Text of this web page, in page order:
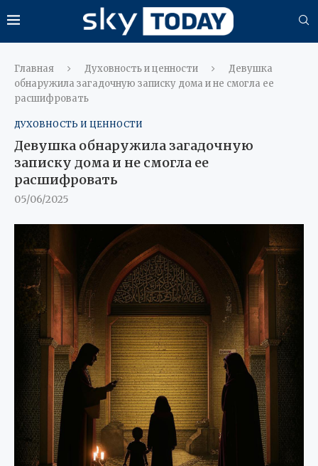
Главная Духовность и ценности
Девушка
обнаружила загадочную записку дома и не смогла ее
расшифровать
ДУХОВНОСТЬ И ЦЕННОСТИ
Девушка обнаружила загадочную
записку дома и не смогла ее
расшифровать
05/06/2025